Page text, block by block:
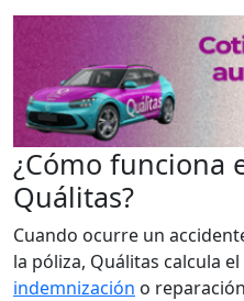
¿Cómo funciona
Quálitas?
Cuando ocurre un
la póliza, Quálitas calcula
indemnización o